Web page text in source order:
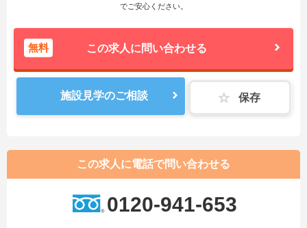
でご安心ください。
無料 この求人に問い合わせる
施設見学のご相談 保存
この求人に電話で問い合わせる
0120-941-653